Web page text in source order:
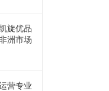
旋优品
洲市场
营专业